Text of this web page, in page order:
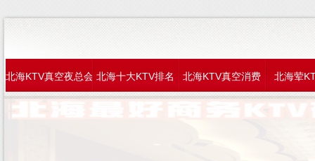
北海KTV真空夜总会 北海十大KTV排名 北海KTV真空消费 北海荤